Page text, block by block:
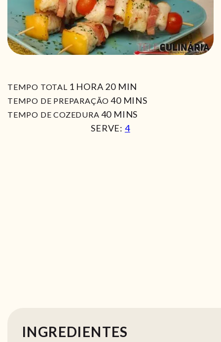
TEMPO TOTAL 1 HORA
HORA 20MIN
MIN
TEMPO DE PREPARAÇÃO 40MIN
MINS
TEMPO DE COZEDURA 40MIN
MINS
SERVE: 4
INGREDIENTES